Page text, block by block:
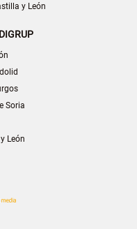
y León
Soria
León